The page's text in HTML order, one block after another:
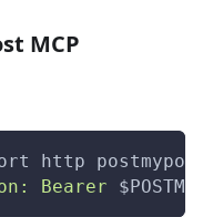
MCP
http
Bearer